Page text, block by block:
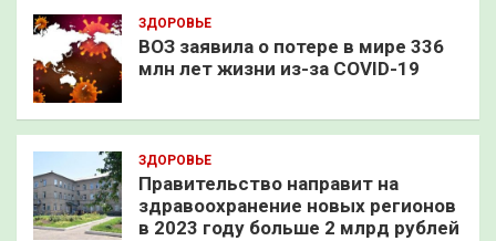
ЗДОРОВЬЕ
ВОЗ заявила о потере в мире 336
млн лет жизни из-за COVID-19
ЗДОРОВЬЕ
Правительство направит на
здравоохранение новых регионов
в 2023 году больше 2 млрд рублей